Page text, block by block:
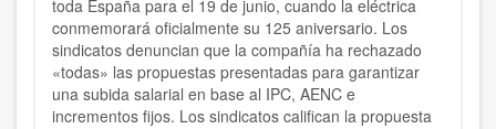
toda España para el 19 de junio, cuando la eléctrica
conmemorará oficialmente su 125 aniversario. Los
sindicatos denuncian que la compañía ha rechazado
«todas» las propuestas presentadas para garantizar
una subida salarial en base al IPC, AENC e
incrementos fijos. Los sindicatos califican la propuesta